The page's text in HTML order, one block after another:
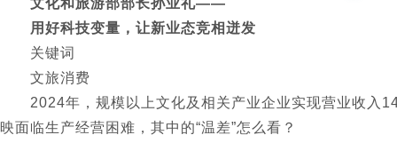
用好科技变量，让新业态竞相迸发
关键词
文旅消费
2024年，规模以上文化及相关产业企业实现营业收入
映面临生产经营困难，其中的“温差”怎么看？